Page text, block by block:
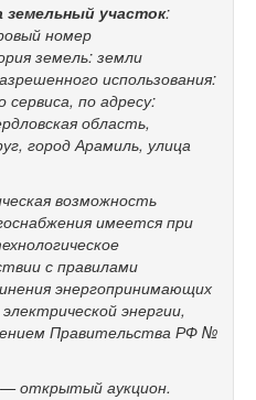
земельный участок:
номер
земель: земли
использования:
сервиса, по адресу:
область,
город Арамиль, улица
возможность
имеется при
с правилами
энергопринимающих
энергии,
Правительства РФ №
— открытый аукцион.